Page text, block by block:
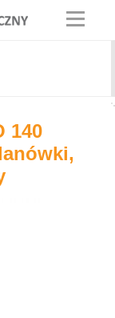
140